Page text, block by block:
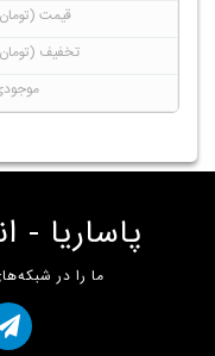
پاساریا -
ما را در